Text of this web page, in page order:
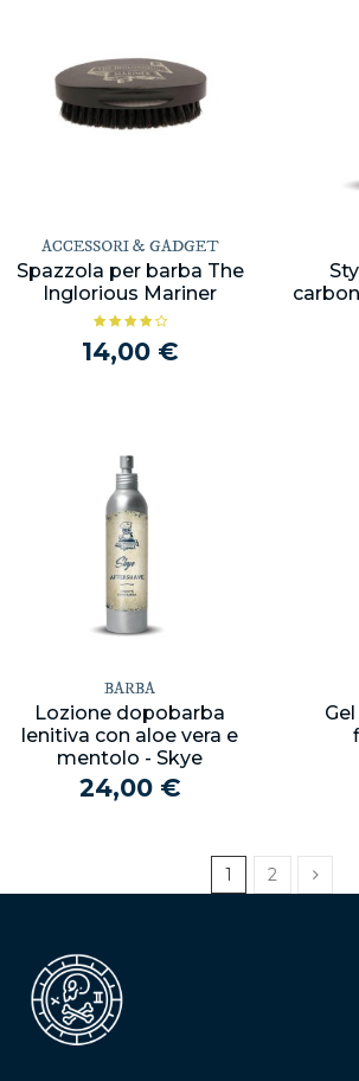
ACCESSORI & GADGET
Spazzola per barba The
Inglorious Mariner
14,00 €
BARBA
Lozione dopobarba
lenitiva con aloe vera e
mentolo - Skye
24,00 €
1 2